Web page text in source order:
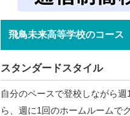
飛鳥未来高等学校のコース
スタンダードスタイル
自分のペースで登校しながら
ら、週に1回のホームルームで